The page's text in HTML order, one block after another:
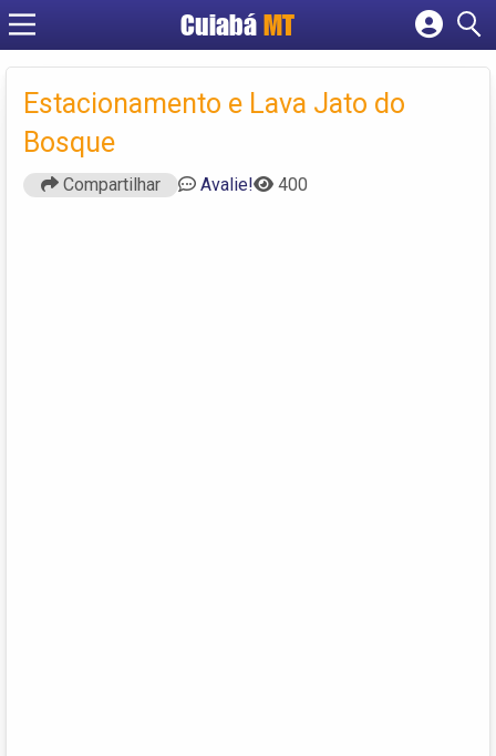
Cuiabá MT
Cadastrar empresa
Criar conta
Estacionamento e Lava Jato do
Bosque
Compartilhar Avalie! 400